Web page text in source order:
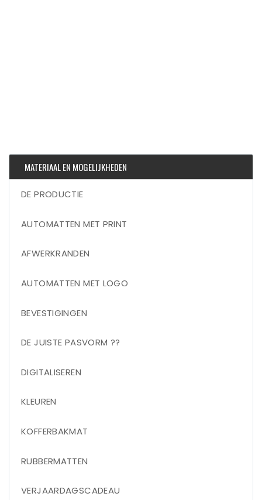
MATERIAAL EN MOGELIJKHEDEN
DE PRODUCTIE
AUTOMATTEN MET PRINT
AFWERKRANDEN
AUTOMATTEN MET LOGO
BEVESTIGINGEN
DE JUISTE PASVORM ??
DIGITALISEREN
KLEUREN
KOFFERBAKMAT
RUBBERMATTEN
VERJAARDAGSCADEAU